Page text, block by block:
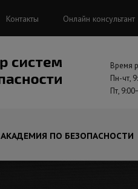
Контакты Онлайн консультант
Время
Пн-чт,
Пт,
АКАДЕМИЯ ПО БЕЗОПАСНОСТИ